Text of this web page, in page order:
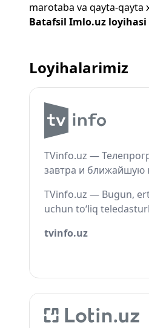
marotaba va qayta-qayta
Batafsil Imlo.uz loyihasi
Loyihalarimiz
TVinfo.uz —
завтра и ближайшую
TVinfo.uz — Bugun,
uchun to‘liq
tvinfo.uz